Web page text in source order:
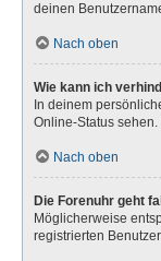
deinen
Nach oben
Wie kann ich
In deinem
Online-Status
Nach oben
Die Forenuhr geht
Möglicherweise
registrierten